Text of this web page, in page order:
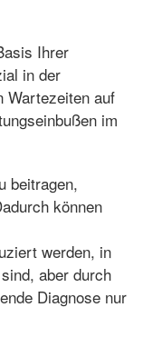
Ihrer
in der
Wartezeiten auf
im
beitragen,
können
werden, in
aber durch
Diagnose nur